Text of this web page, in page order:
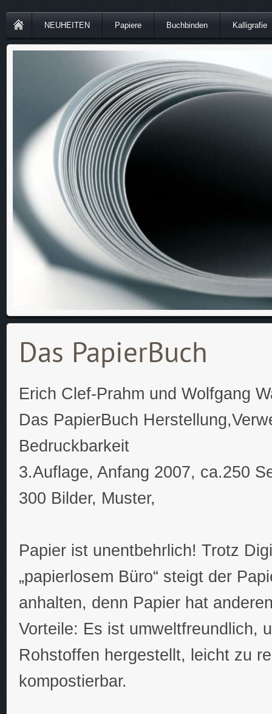
NEUHEITEN Papiere Buchbinden Kalligrafie
Das PapierBuch
Erich Clef-Prahm und Wolfgang
Das PapierBuch
Bedruckbarkeit
3.Auflage, Anfang 2007, ca.250
300 Bilder, Muster,
Papier ist unentbehrlich! Trotz
„papierlosem Büro“ steigt der
anhalten, denn Papier hat
Vorteile: Es ist umweltfreundlich,
Rohstoffen hergestellt, leicht zu
kompostierbar.